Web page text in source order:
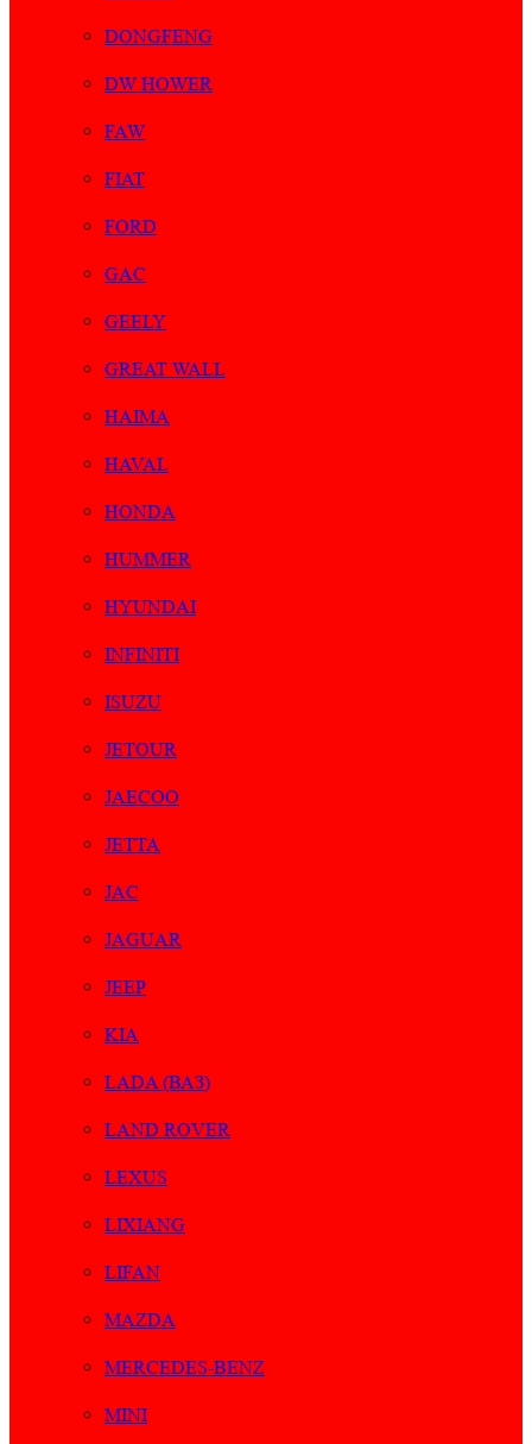
DONGFENG
DW HOWER
FAW
FIAT
FORD
GAC
GEELY
GREAT WALL
HAIMA
HAVAL
HONDA
HUMMER
HYUNDAI
INFINITI
ISUZU
JETOUR
JAECOO
JETTA
JAC
JAGUAR
JEEP
KIA
LADA (ВАЗ)
LAND ROVER
LEXUS
LIXIANG
LIFAN
MAZDA
MERCEDES-BENZ
MINI